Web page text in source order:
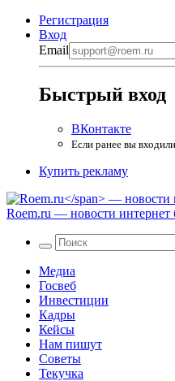
Регистрация
Вход
Email
Быстрый вход
ВКонтакте
Если ранее вы
Купить рекламу
Roem.ru — новости интернет
Медиа
Госвеб
Инвестиции
Кадры
Кейсы
Нам пишут
Советы
Текучка